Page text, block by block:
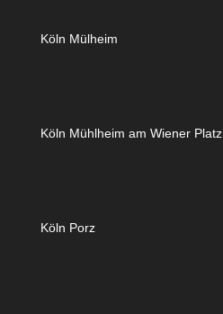
Köln Mülheim
Köln Mühlheim am Wiener Platz
Köln Porz